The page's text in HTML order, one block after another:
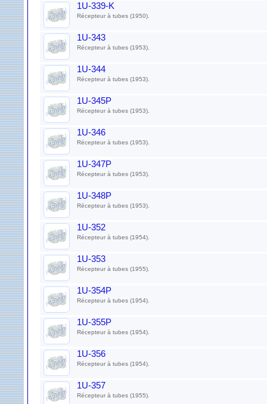
1U-339-K
Récepteur à tubes (1950).
1U-343
Récepteur à tubes (1953).
1U-344
Récepteur à tubes (1953).
1U-345P
Récepteur à tubes (1953).
1U-346
Récepteur à tubes (1953).
1U-347P
Récepteur à tubes (1953).
1U-348P
Récepteur à tubes (1953).
1U-352
Récepteur à tubes (1954).
1U-353
Récepteur à tubes (1955).
1U-354P
Récepteur à tubes (1954).
1U-355P
Récepteur à tubes (1954).
1U-356
Récepteur à tubes (1954).
1U-357
Récepteur à tubes (1955).